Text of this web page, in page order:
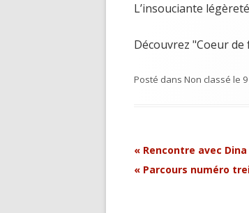
L’insouciante
Découvrez "Coeur de
Posté dans Non classé le
Navigation
Article
« Rencontre avec
« Parcours numéro